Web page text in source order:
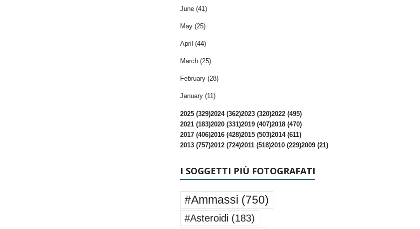
June (41)
May (25)
April (44)
March (25)
February (28)
January (11)
2025 (329)2024 (362)2023 (320)2022 (495)
2021 (183)2020 (331)2019 (407)2018 (470)
2017 (406)2016 (428)2015 (503)2014 (611)
2013 (757)2012 (724)2011 (518)2010 (229)2009 (21)
I SOGGETTI PIÙ FOTOGRAFATI
#Ammassi (750)
#Asteroidi (183)